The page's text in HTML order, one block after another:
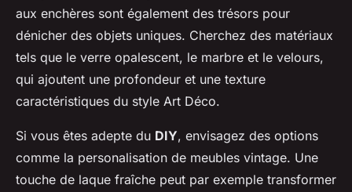
aux enchères sont également des trésors pour
dénicher des objets uniques. Cherchez des matériaux
tels que le verre opalescent, le marbre et le velours,
qui ajoutent une profondeur et une texture
caractéristiques du style Art Déco.
Si vous êtes adepte du DIY, envisagez des options
comme la personalisation de meubles vintage. Une
touche de laque fraîche peut par exemple transformer